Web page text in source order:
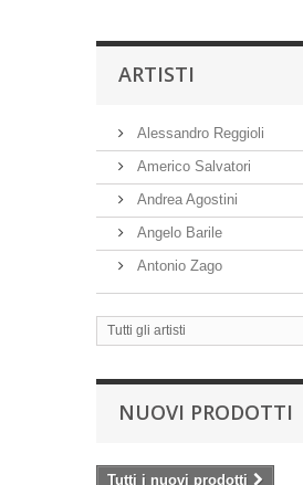
ARTISTI
Alessandro Reggioli
Americo Salvatori
Andrea Agostini
Angelo Barile
Antonio Zago
Tutti gli artisti
NUOVI PRODOTTI
Tutti i nuovi prodotti